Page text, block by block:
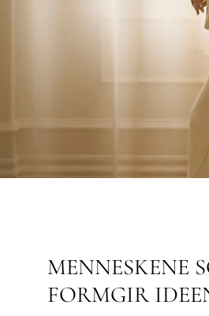
MENNESKENE
FORMGIR